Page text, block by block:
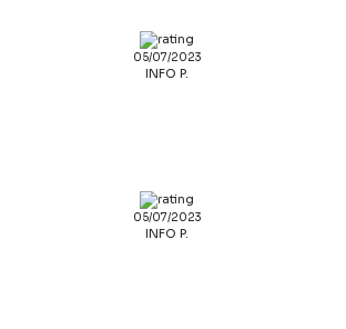
05/07/2023
INFO P.
05/07/2023
INFO P.